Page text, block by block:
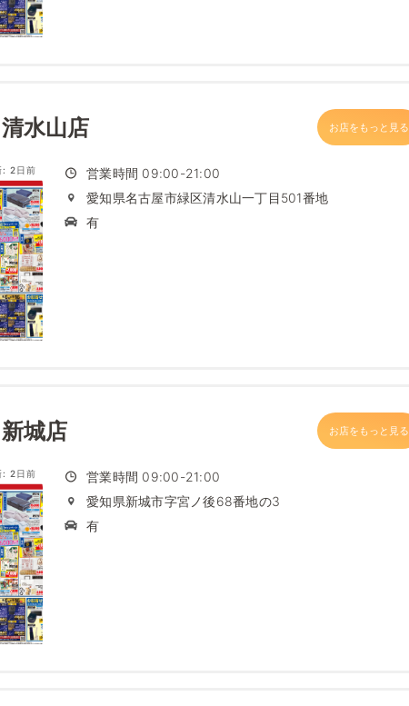
水山店 お店をもっと見る
: 2日前
営業時間 09:00-21:00
愛知県名古屋市緑区清水山一丁目501番地
有
城店 お店をもっと見る
: 2日前
営業時間 09:00-21:00
愛知県新城市字宮ノ後68番地の3
有